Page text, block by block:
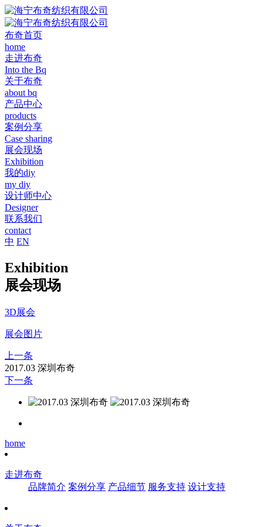
布奇首页
home
走进布奇
Into the Bq
关于布奇
about bq
产品中心
products
案例分享
Case sharing
展会现场
Exhibition
我的diy
my diy
设计师中心
Designer
联系我们
contact
中 EN
Exhibition
展会现场
3D展会
展会图片
上一条
2017.03 深圳布奇
下一条
home
走进布奇
品牌简介 案例分享 产品细节 服务支持 设计支持